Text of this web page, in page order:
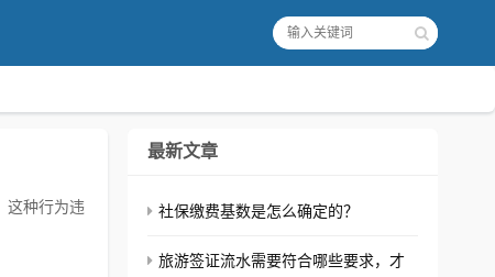
这种行为违
最新文章
社保缴费基数是怎么确定的？
旅游签证流水需要符合哪些要求，才